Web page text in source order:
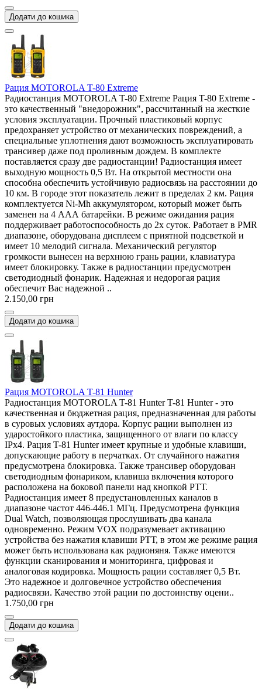
Додати до кошика
Рация MOTOROLA T-80 Extreme
Радиостанция MOTOROLA T-80 Extreme Рация T-80 Extreme -
это качественный "внедорожник", рассчитанный на жесткие
условия эксплуатации. Прочный пластиковый корпус
предохраняет устройство от механических повреждений, а
специальные уплотнения дают возможность эксплуатировать
трансивер даже под проливным дождем. В комплекте
поставляется сразу две радиостанции! Радиостанция имеет
выходную мощность 0,5 Вт. На открытой местности она
способна обеспечить устойчивую радиосвязь на расстоянии до
10 км. В городе этот показатель лежит в пределах 2 км. Рация
комплектуется Ni-Mh аккумулятором, который может быть
заменен на 4 ААА батарейки. В режиме ожидания рация
поддерживает работоспособность до 2х суток. Работает в PMR
диапазоне, оборудована дисплеем с приятной подсветкой и
имеет 10 мелодий сигнала. Механический регулятор
громкости вынесен на верхнюю грань рации, клавиатура
имеет блокировку. Также в радиостанции предусмотрен
светодиодный фонарик. Надежная и недорогая рация
обеспечит Вас надежной ..
2.150,00 грн
Додати до кошика
Рация MOTOROLA T-81 Hunter
Радиостанция MOTOROLA T-81 Hunter T-81 Hunter - это
качественная и бюджетная рация, предназначенная для работы
в суровых условиях аутдора. Корпус рации выполнен из
ударостойкого пластика, защищенного от влаги по классу
IPx4. Рация T-81 Hunter имеет крупные и удобные клавиши,
допускающие работу в перчатках. От случайного нажатия
предусмотрена блокировка. Также трансивер оборудован
светодиодным фонариком, клавиша включения которого
расположена на боковой панели над кнопкой РТТ.
Радиостанция имеет 8 предустановленных каналов в
диапазоне частот 446-446.1 МГц. Предусмотрена функция
Dual Watch, позволяющая прослушивать два канала
одновременно. Режим VOX подразумевает активацию
устройства без нажатия клавиши РТТ, в этом же режиме рация
может быть использована как радионяня. Также имеются
функции сканирования и мониторинга, цифровая и
аналоговая кодировка. Мощность рации составляет 0,5 Вт.
Это надежное и долговечное устройство обеспечения
радиосвязи. Качество этой рации по достоинству оцени..
1.750,00 грн
Додати до кошика